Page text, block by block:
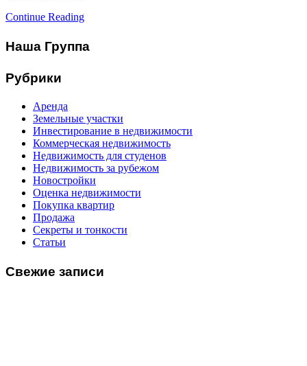
Continue Reading
Наша Группа
Рубрики
Аренда
Земельные участки
Инвестирование в недвижимости
Коммерческая недвижимость
Недвижимость для студенов
Недвижимость за рубежом
Новостройки
Оценка недвижимости
Покупка квартир
Продажа
Секреты и тонкости
Статьи
Свежие записи